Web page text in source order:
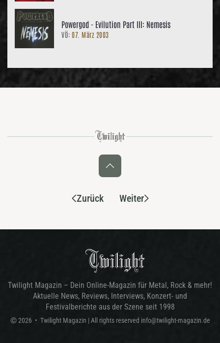
Powergod - Evilution Part III: Nemesis
VÖ: 07. März 2003
Zurück Weiter
Twilight Magazin – Dein Online-Magazin für Metal, Rock & mehr!
Aktuelle News, Reviews, Interviews, Konzert- und
Festivalberichte aus der Szene seit 1998
© 2026 • Twilight Magazin | All rights reserved info@twilight-magazin.de